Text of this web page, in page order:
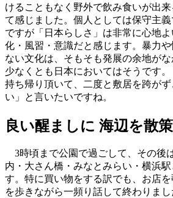
けることもなく野外で飲み食いが出
て感じました。個人としては保守主
ですが「日本らしさ」は非常に心地
化・風習・意識だと感じます。暴力
ない文化は、そもそも発展の余地がな
少なくとも日本においてはそうです
持ち帰り頂いて、二度と敷居を跨が
い」と言いたいですね。
良い醒ましに 海辺を散策
3時頃まで公園で過ごして、その後
内・大さん橋・みなとみらい・横浜
す。特に買い物をする訳でも、お店
を歩きながら一頻り話して終わりま